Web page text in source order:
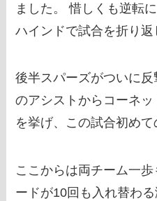
ました。 惜しくも逆転
ハインドで試合を折り返
後半スパーズがついに
のアシストからコーネ
を挙げ、この試合初めて
ここからは両チーム一
ードが10回も入れ替わ